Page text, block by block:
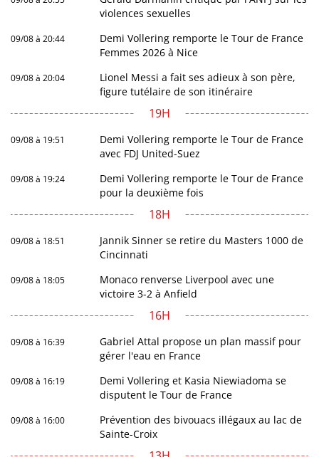
violences sexuelles
09/08 à 20:44
Demi Vollering remporte le Tour de France
Femmes 2026 à Nice
09/08 à 20:04
Lionel Messi a fait ses adieux à son père,
figure tutélaire de son itinéraire
19H
09/08 à 19:51
Demi Vollering remporte le Tour de France
avec FDJ United-Suez
09/08 à 19:24
Demi Vollering remporte le Tour de France
pour la deuxième fois
18H
09/08 à 18:51
Jannik Sinner se retire du Masters 1000 de
Cincinnati
09/08 à 18:05
Monaco renverse Liverpool avec une
victoire 3-2 à Anfield
16H
09/08 à 16:39
Gabriel Attal propose un plan massif pour
gérer l'eau en France
09/08 à 16:19
Demi Vollering et Kasia Niewiadoma se
disputent le Tour de France
09/08 à 16:00
Prévention des bivouacs illégaux au lac de
Sainte-Croix